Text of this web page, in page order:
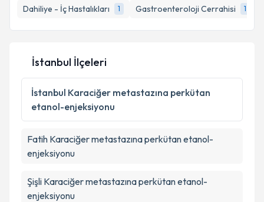
Dahiliye - İç Hastalıkları
1 Gastroenteroloji Cerrahisi 1
Kişisel verilerimin işlenmesine ilişkinAydınlatma
Metni
'ni okudum ve kişisel verilerimin belirtilen
kapsamda işlenmesini kabul ediyorum.
Takvim Talebini Gönder
İstanbul İlçeleri
İstanbul Karaciğer metastazına perkütan
etanol-enjeksiyonu
Fatih Karaciğer metastazına perkütan etanol-
enjeksiyonu
Şişli Karaciğer metastazına perkütan etanol-
enjeksiyonu